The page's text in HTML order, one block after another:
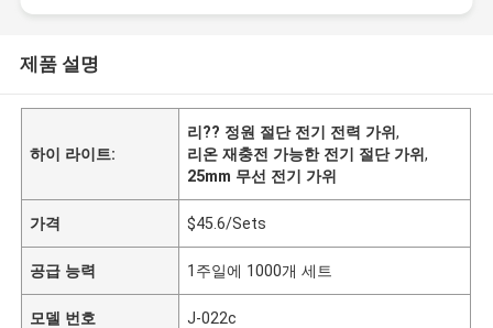
제품 설명
하이 라이트:
리?? 정원 절단 전기 전력 가위,
리온 재충전 가능한 전기 절단 가위,
25mm 무선 전기 가위
가격 $45.6/Sets
공급 능력 1주일에 1000개 세트
모델 번호 J-022c